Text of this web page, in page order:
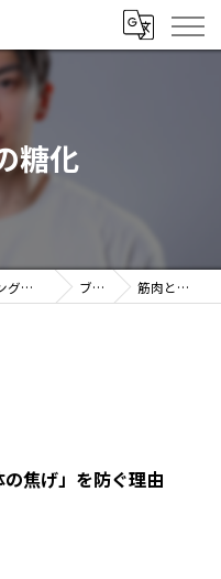
糖化
大阪府心斎橋のパーソナルトレーニングならパーソナルジム心斎橋 ブログ 筋肉と体の糖化
焦げ」を防ぐ理由